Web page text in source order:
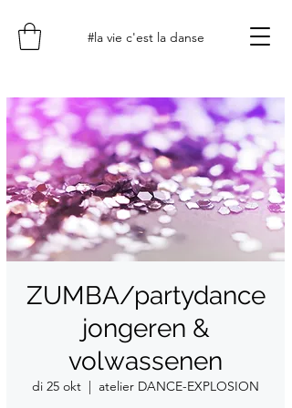
#la vie c'est la danse
ZUMBA/partydance
jongeren &
volwassenen
di 25 okt
  |
atelier DANCE-EXPLOSION